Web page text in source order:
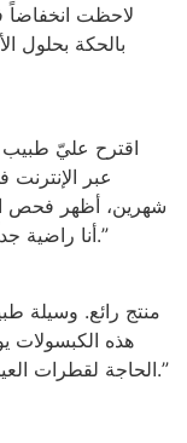
بالحكة بحلول
شهرين، أظهر فحص
(macular pigment density). أنا راضية جداً عن النتائج.”
هذه الكبسولات
الحاجة لقطرات العين الصناعية. وصل المنتج إلى منزلي بسرعة.”